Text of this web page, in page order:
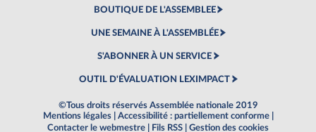
BOUTIQUE DE L'ASSEMBLEE
UNE SEMAINE À L'ASSEMBLÉE
S'ABONNER À UN SERVICE
OUTIL D'ÉVALUATION LEXIMPACT
©Tous droits réservés Assemblée nationale 2019
Mentions légales
Accessibilité : partiellement conforme
Contacter le webmestre
Fils RSS Gestion des cookies